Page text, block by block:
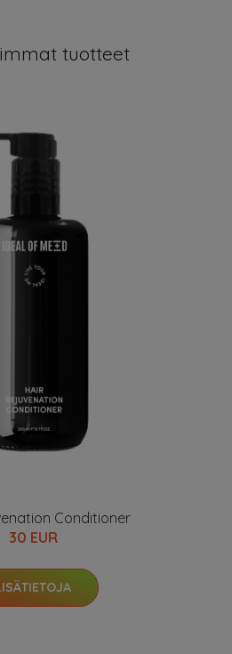
tuotteet
Conditioner
30 EUR